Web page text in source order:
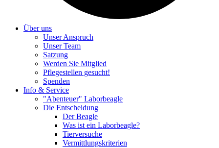
Über uns
Unser Anspruch
Unser Team
Satzung
Werden Sie Mitglied
Pflegestellen gesucht!
Spenden
Info & Service
"Abenteuer" Laborbeagle
Die Entscheidung
Der Beagle
Was ist ein Laborbeagle?
Tierversuche
Vermittlungskriterien